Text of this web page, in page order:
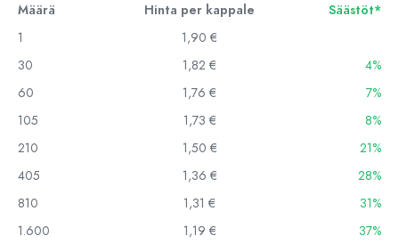
Määrä Hinta per kappale
Säästöt*
1
1,90 €
30
1,82 €
4%
60
1,76 €
7%
105
1,73 €
8%
210
1,50 €
21%
405
1,36 €
28%
810
1,31 €
31%
1.600
1,19 € 37%